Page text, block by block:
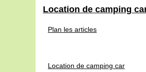
Location de camping
Plan les articles
Location de camping car